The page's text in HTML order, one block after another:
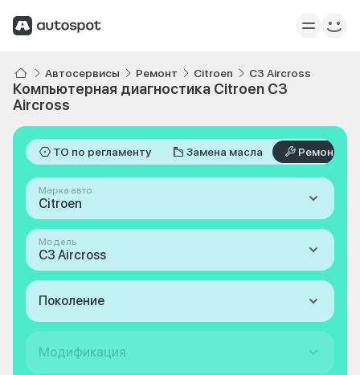
Автосервисы Ремонт Citroen C3 Aircross
Компьютерная диагностика Citroen C3
Aircross
ТО по регламенту Замена масла Ремонт
Марка авто
Citroen
Модель
C3 Aircross
Поколение
Модификация